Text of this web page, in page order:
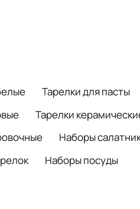
Тарелки для пасты
Тарелки
Наборы
Наборы посуды